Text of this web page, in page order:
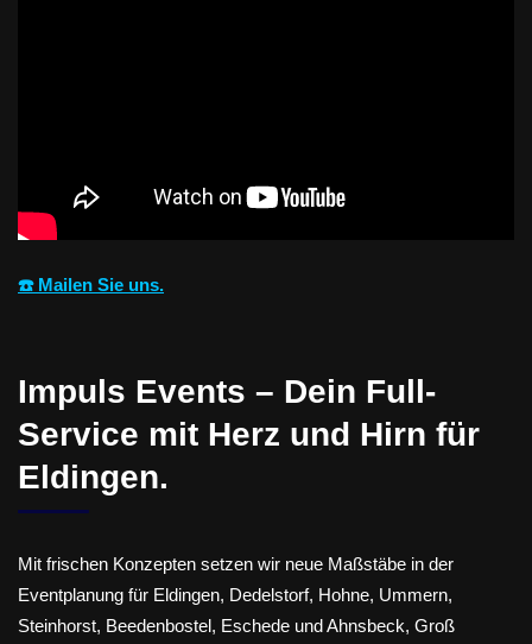
☎️ Mailen Sie uns.
Impuls Events – Dein Full-
Service mit Herz und Hirn für
Eldingen.
Mit frischen Konzepten setzen wir neue Maßstäbe in der
Eventplanung für Eldingen, Dedelstorf, Hohne, Ummern,
Steinhorst, Beedenbostel, Eschede und Ahnsbeck, Groß